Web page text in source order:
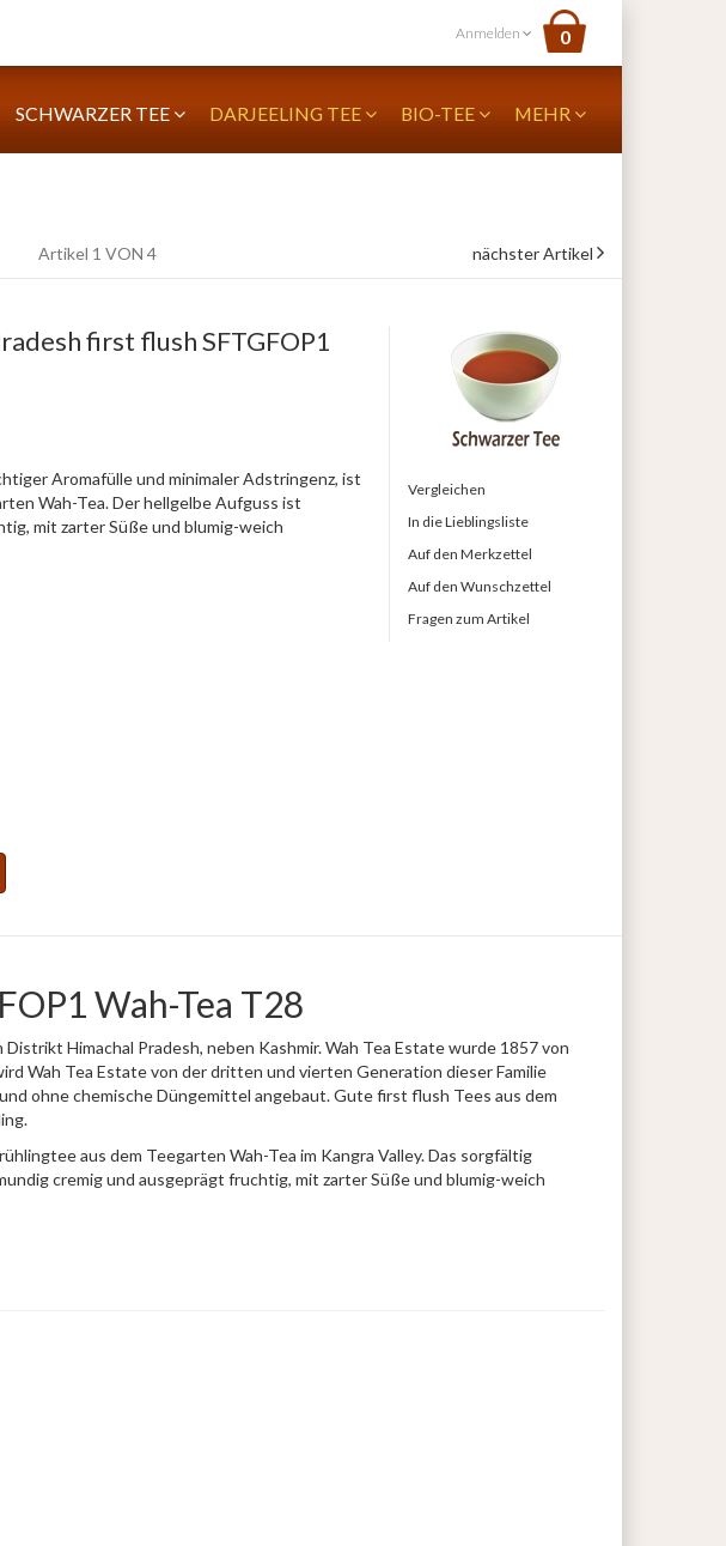
Anmelden 0
SCHWARZER TEE DARJEELING TEE BIO-TEE MEHR
Artikel 1 VON 4 nächster Artikel
first flush SFTGFOP1
Aromafülle und minimaler Adstringenz, ist
Wah-Tea. Der hellgelbe Aufguss ist
mit zarter Süße und blumig-weich
Vergleichen
In die Lieblingsliste
Auf den Merkzettel
Auf den Wunschzettel
Fragen zum Artikel
Wah-Tea T28
Himachal Pradesh, neben Kashmir. Wah Tea Estate wurde 1857 von
Wah Tea Estate von der dritten und vierten Generation dieser Familie
ohne chemische Düngemittel angebaut. Gute first flush Tees aus dem
aus dem Teegarten Wah-Tea im Kangra Valley. Das sorgfältig
cremig und ausgeprägt fruchtig, mit zarter Süße und blumig-weich